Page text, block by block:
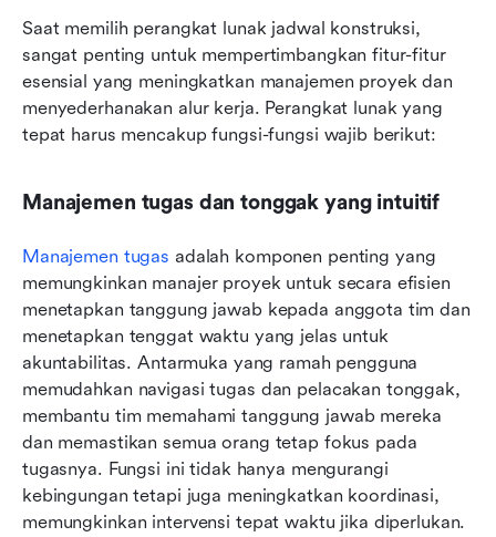
Saat memilih perangkat lunak jadwal konstruksi,
sangat penting untuk mempertimbangkan fitur-fitur
esensial yang meningkatkan manajemen proyek dan
menyederhanakan alur kerja. Perangkat lunak yang
tepat harus mencakup fungsi-fungsi wajib berikut:
Manajemen tugas dan tonggak yang intuitif
Manajemen tugas adalah komponen penting yang
memungkinkan manajer proyek untuk secara efisien
menetapkan tanggung jawab kepada anggota tim dan
menetapkan tenggat waktu yang jelas untuk
akuntabilitas. Antarmuka yang ramah pengguna
memudahkan navigasi tugas dan pelacakan tonggak,
membantu tim memahami tanggung jawab mereka
dan memastikan semua orang tetap fokus pada
tugasnya. Fungsi ini tidak hanya mengurangi
kebingungan tetapi juga meningkatkan koordinasi,
memungkinkan intervensi tepat waktu jika diperlukan.